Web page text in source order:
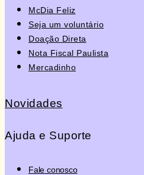
McDia Feliz
Seja um voluntário
Doação Direta
Nota Fiscal Paulista
Mercadinho
Novidades
Ajuda e Suporte
Fale conosco